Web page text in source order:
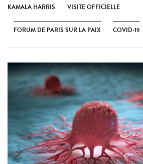
KAMALA HARRIS VISITE OFFICIELLE
FORUM DE PARIS SUR LA PAIX COVID-19